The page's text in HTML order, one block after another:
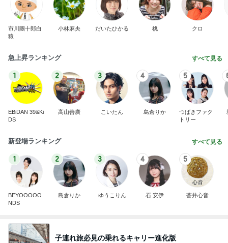
市川團十郎白
猿
小林麻央 だいたひかる 桃 クロ
急上昇ランキング すべて見る
1
EBiDAN 39&Ki
DS
2
高山善廣
3
こいたん
4
島倉りか
5
つばきファク
トリー
新登場ランキング すべて見る
1
BEYOOOOO
NDS
2
島倉りか
3
ゆうこりん
4
石 安伊
5
蒼井心音
子連れ旅必見の乗れるキャリー進化版